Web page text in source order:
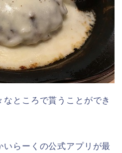
ところで貰うことができ
らーくの公式アプリが最